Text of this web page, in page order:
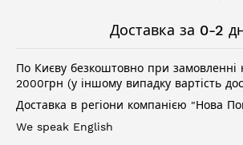
Доставка за 0-2
По Києву безкоштовно при замовленні
2000грн (у іншому випадку вартість
Доставка в регіони компанією "Нова
We speak English